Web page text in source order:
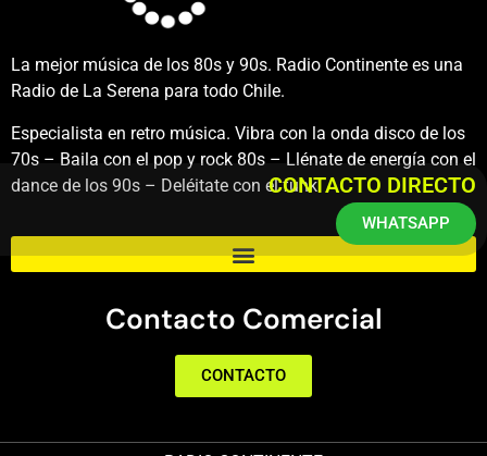
La mejor música de los 80s y 90s. Radio Continente es una
Radio de La Serena para todo Chile.
Especialista en retro música. Vibra con la onda disco de los
70s – Baila con el pop y rock 80s – Llénate de energía con el
dance de los 90s – Deléitate con el funk.
Contacto Comercial
CONTACTO
CONTACTO DIRECTO
WHATSAPP